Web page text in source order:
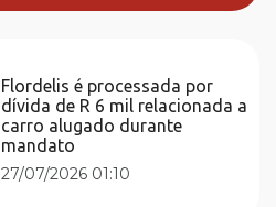
Flordelis é processada por
dívida de R 6 mil relacionada a
carro alugado durante
mandato
27/07/2026 01:10